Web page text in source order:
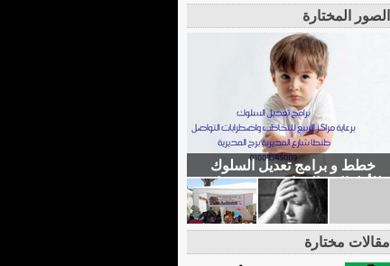
الصور المختارة
خطط و برامج تعديل السلوك
للأطفال و المراهقين : - برعاية
مراكز الربيع للتخاطب
واضطرابات التواصل والمقاييس
طنطا / شارع المديرية برج
المدير�
مقالات مختارة